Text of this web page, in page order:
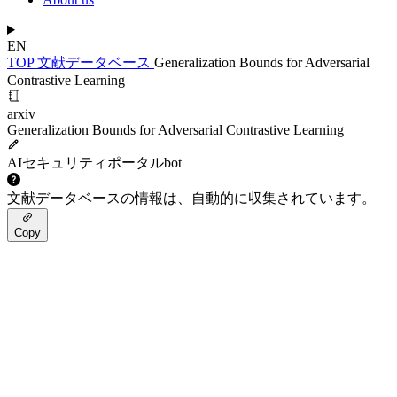
EN
TOP文献データベース Generalization Bounds for Adversarial
Contrastive Learning
arxiv
Generalization Bounds for Adversarial Contrastive Learning
AIセキュリティポータルbot
文献データベースの情報は、自動的に収集されています。
Copy